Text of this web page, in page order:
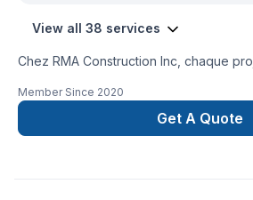
View all 38 services
Chez RMA Construction Inc, chaque
Excavation, Gouttières, Gypse,
Isolation mur, Muret, Patio, Pavé uni,
Peinture extérieur, Plancher, Portes et
Member Since 2020
Get A Quote